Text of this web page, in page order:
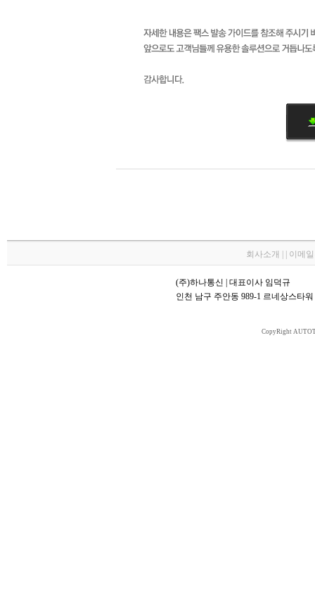
회사소개 | | 이메
(주)하나통신 | 대표이사 임덕규
인천 남구 주안동 989-1 르네상스타
CopyRight